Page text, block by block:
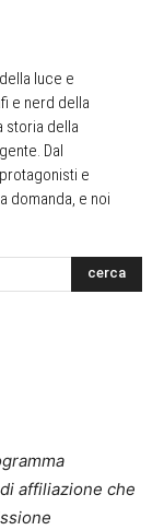
luce e
e nerd della
storia della
Dal
e
domanda, e noi
cerca
affiliazione che